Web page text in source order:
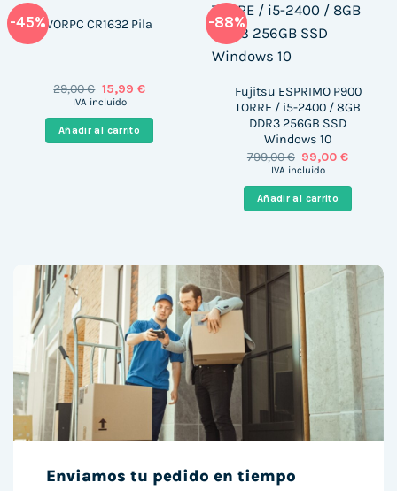
-45%VORPC CR1632 Pila
29,00€ El
precio
era:
29,00 €.
15,99 €El
es:
15,99 €.
IVA incluido
Añadir al carrito
-88%
Fujitsu ESPRIMO P900
TORRE / i5-2400 / 8GB
DDR3 256GB SSD
Windows 10
799,00€ El
precio
era:
799,00 €.
99,00€El
es:
99,00 €.
IVA incluido
Añadir al carrito
Enviamos tu pedido en tiempo